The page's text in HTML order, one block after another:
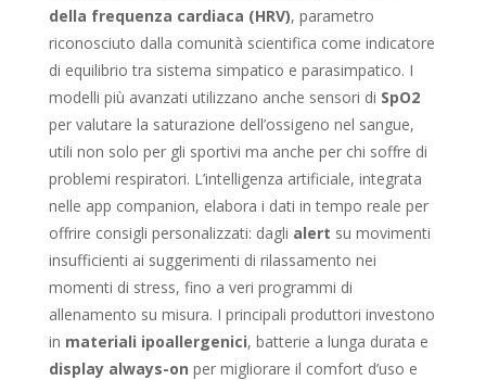
della frequenza cardiaca (HRV), parametro
riconosciuto dalla comunità scientifica come indicatore
di equilibrio tra sistema simpatico e parasimpatico. I
modelli più avanzati utilizzano anche sensori di SpO2
per valutare la saturazione dell’ossigeno nel sangue,
utili non solo per gli sportivi ma anche per chi soffre di
problemi respiratori. L’intelligenza artificiale, integrata
nelle app companion, elabora i dati in tempo reale per
offrire consigli personalizzati: dagli alert su movimenti
insufficienti ai suggerimenti di rilassamento nei
momenti di stress, fino a veri programmi di
allenamento su misura. I principali produttori investono
in materiali ipoallergenici, batterie a lunga durata e
display always-on per migliorare il comfort d’uso e